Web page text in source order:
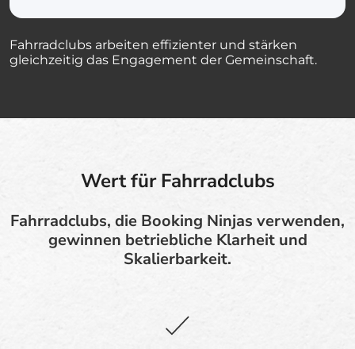
Fahrradclubs arbeiten effizienter und stärken
gleichzeitig das Engagement der Gemeinschaft.
Wert für Fahrradclubs
Fahrradclubs, die Booking Ninjas verwenden,
gewinnen betriebliche Klarheit und
Skalierbarkeit.